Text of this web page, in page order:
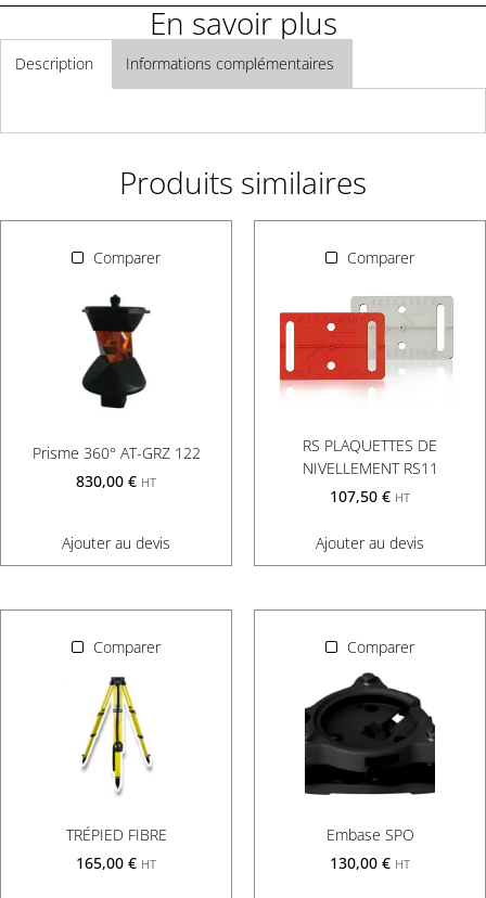
En savoir plus
Description Informations complémentaires
Produits similaires
Comparer
Prisme 360° AT-GRZ 122
830,00 € HT
Ajouter au devis
Comparer
RS PLAQUETTES DE
NIVELLEMENT RS11
107,50 € HT
Ajouter au devis
Comparer
TRÉPIED FIBRE
165,00 € HT
Comparer
Embase SPO
130,00 € HT